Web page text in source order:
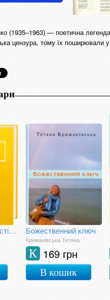
(1935–1963) — поетична
цензура, тому їх поширювали
Євангеліє від ластівки Божественний ключ
Крижанівська Тетяна
169 грн
К
В кошик